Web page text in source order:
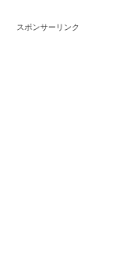
スポンサーリンク